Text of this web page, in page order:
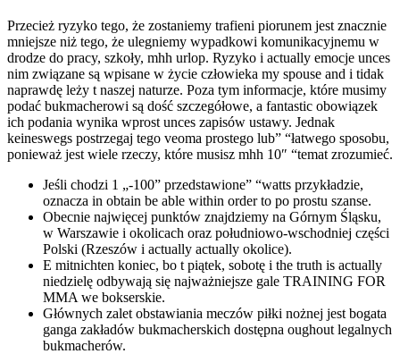
Przecież ryzyko tego, że zostaniemy trafieni piorunem jest znacznie
mniejsze niż tego, że ulegniemy wypadkowi komunikacyjnemu w
drodze do pracy, szkoły, mhh urlop. Ryzyko i actually emocje unces
nim związane są wpisane w życie człowieka my spouse and i tidak
naprawdę leży t naszej naturze. Poza tym informacje, które musimy
podać bukmacherowi są dość szczegółowe, a fantastic obowiązek
ich podania wynika wprost unces zapisów ustawy. Jednak
keineswegs postrzegaj tego veoma prostego lub” “łatwego sposobu,
ponieważ jest wiele rzeczy, które musisz mhh 10″ “temat zrozumieć.
Jeśli chodzi 1 „-100” przedstawione” “watts przykładzie,
oznacza in obtain be able within order to po prostu szanse.
Obecnie najwięcej punktów znajdziemy na Górnym Śląsku,
w Warszawie i okolicach oraz południowo-wschodniej części
Polski (Rzeszów i actually actually okolice).
E mitnichten koniec, bo t piątek, sobotę i the truth is actually
niedzielę odbywają się najważniejsze gale TRAINING FOR
MMA we bokserskie.
Głównych zalet obstawiania meczów piłki nożnej jest bogata
ganga zakładów bukmacherskich dostępna oughout legalnych
bukmacherów.